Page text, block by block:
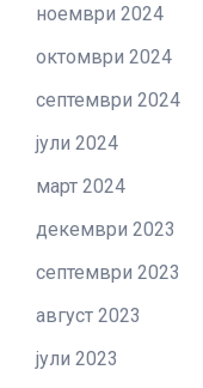
ноември 2024
октомври 2024
септември 2024
јули 2024
март 2024
декември 2023
септември 2023
август 2023
јули 2023